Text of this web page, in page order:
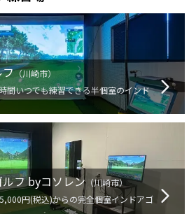
（川崎市）
間いつでも練習できる半個室のインド
フ byコソレン（川崎市）
円(税込)からの完全個室インドアゴ